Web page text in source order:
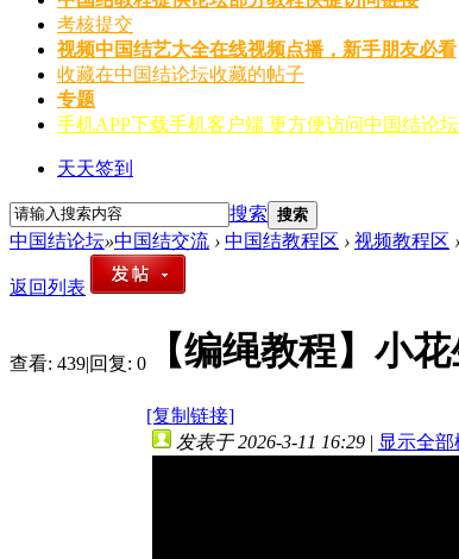
考核提交
视频中国结艺大全在线视频点播，新手朋友必看
收藏在中国结论坛收藏的帖子
专题
手机APP下载手机客户端 更方便访问中国结论坛
天天签到
搜索 搜索
中国结论坛»中国结交流 › 中国结教程区 › 视频教程区 ›
返回列表
查看: 439|回复: 0 【编绳教程】小
[复制链接]
发表于 2026-3-11 16:29 | 显示全部